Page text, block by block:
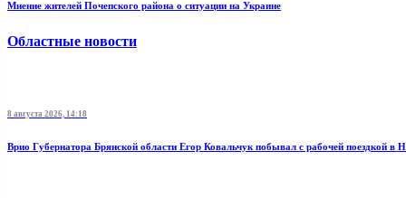
Мнение жителей Почепского района о ситуации на Украине
Областные новости
8 августа 2026, 14:18
Врио Губернатора Брянской области Егор Ковальчук побывал с рабочей поездкой в